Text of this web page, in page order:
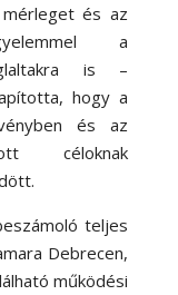
és az
a
is –
hogy a
és az
céloknak
teljes
Debrecen,
működési